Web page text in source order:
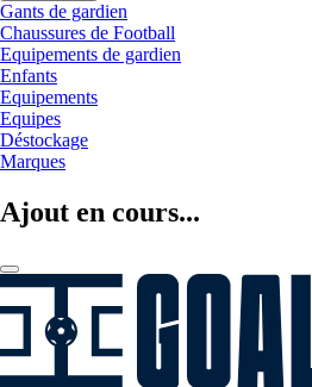
Gants de gardien
Chaussures de Football
Equipements de gardien
Enfants
Equipements
Equipes
Déstockage
Marques
Ajout en cours...